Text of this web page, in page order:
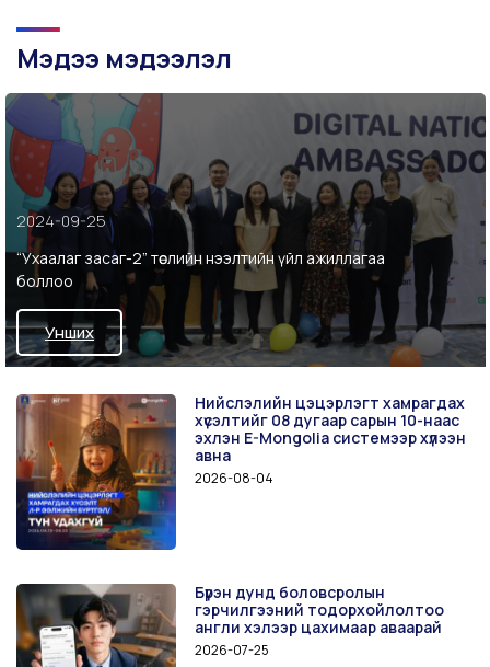
Мэдээ мэдээлэл
2024-09-25
“Ухаалаг засаг-2” төслийн нээлтийн үйл ажиллагаа
боллоо
Унших
Нийслэлийн цэцэрлэгт хамрагдах
хүсэлтийг 08 дугаар сарын 10-наас
эхлэн E-Mongolia системээр хүлээн
авна
2026-08-04
Бүрэн дунд боловсролын
гэрчилгээний тодорхойлолтоо
англи хэлээр цахимаар аваарай
2026-07-25